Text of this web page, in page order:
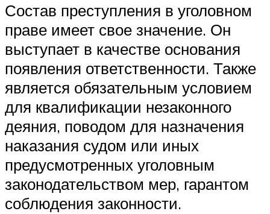
Состав преступления в уголовном
праве имеет свое значение. Он
выступает в качестве основания
появления ответственности. Также
является обязательным условием
для квалификации незаконного
деяния, поводом для назначения
наказания судом или иных
предусмотренных уголовным
законодательством мер, гарантом
соблюдения законности.